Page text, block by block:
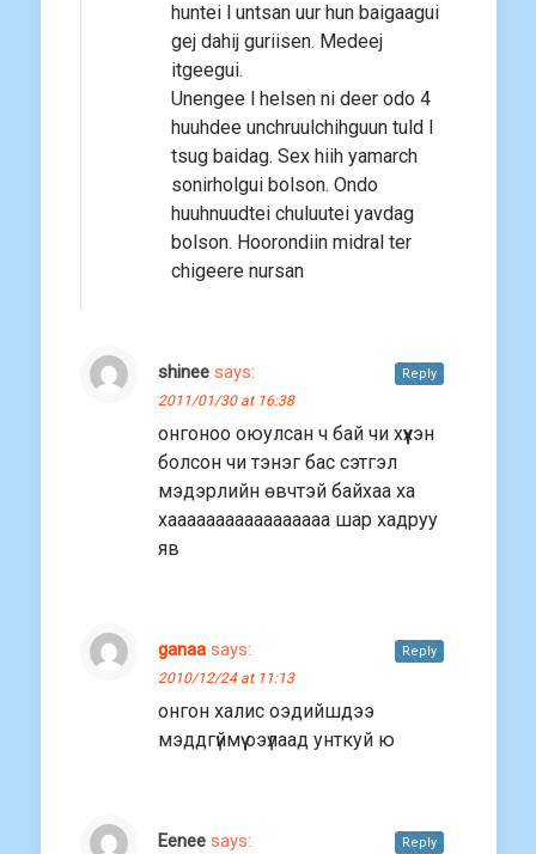
huntei l untsan uur hun baigaagui
gej dahij guriisen. Medeej
itgeegui.
Unengee l helsen ni deer odo 4
huuhdee unchruulchihguun tuld l
tsug baidag. Sex hiih yamarch
sonirholgui bolson. Ondo
huuhnuudtei chuluutei yavdag
bolson. Hoorondiin midral ter
chigeere nursan
shinee says:
2011/01/30 at 16:38
онгоноо оюулсан ч бай чи хүүхэн
болсон чи тэнэг бас сэтгэл
мэдэрлийн өвчтэй байхаа ха
хааааааааааааааааа шар хадруу
яв
Reply
ganaa says:
2010/12/24 at 11:13
онгон халис оэдийшдээ
мэддгүймүү оэүлаад унткуй ю
Reply
Eenee says: Reply